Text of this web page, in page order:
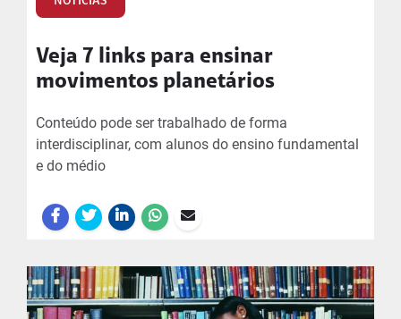
Veja 7 links para ensinar
movimentos planetários
Conteúdo pode ser trabalhado de forma
interdisciplinar, com alunos do ensino fundamental
e do médio